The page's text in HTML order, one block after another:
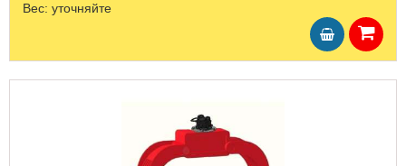
Вес: уточняйте